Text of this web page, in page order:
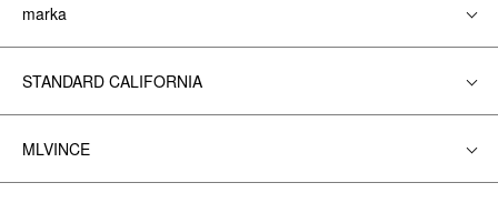
marka
STANDARD CALIFORNIA
MLVINCE